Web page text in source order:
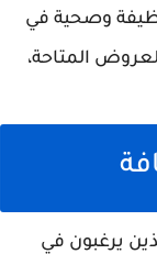
وصحية في
المتاحة،
يرغبون في